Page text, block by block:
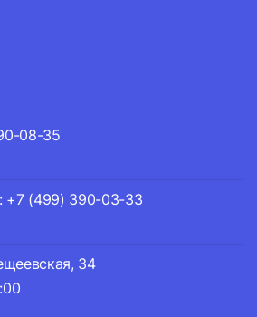
08-35
+7 (499) 390-03-33
34